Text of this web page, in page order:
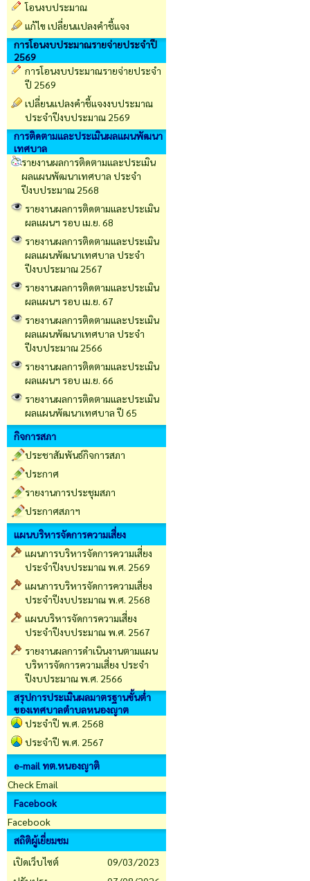
โอนงบประมาณ
แก้ไข เปลี่ยนแปลงคำชี้แจง
การโอนงบประมาณรายจ่ายประจำปี
2569
การโอนงบประมาณรายจ่ายประจำ
ปี 2569
เปลี่ยนเเปลงคำชี้เเจงงบประมาณ
ประจำปีงบประมาณ 2569
การติดตามและประเมินผลแผนพัฒนา
เทศบาล
รายงานผลการติดตามและประเมิน
ผลแผนพัฒนาเทศบาล ประจำ
ปีงบประมาณ 2568
รายงานผลการติดตามและประเมิน
ผลแผนฯ รอบ เม.ย. 68
รายงานผลการติดตามและประเมิน
ผลแผนพัฒนาเทศบาล ประจำ
ปีงบประมาณ 2567
รายงานผลการติดตามและประเมิน
ผลแผนฯ รอบ เม.ย. 67
รายงานผลการติดตามและประเมิน
ผลแผนพัฒนาเทศบาล ประจำ
ปีงบประมาณ 2566
รายงานผลการติดตามและประเมิน
ผลแผนฯ รอบ เม.ย. 66
รายงานผลการติดตามและประเมิน
ผลแผนพัฒนาเทศบาล ปี 65
กิจการสภา
ประชาสัมพันธ์กิจการสภา
ประกาศ
รายงานการประชุมสภา
ประกาศสภาฯ
แผนบริหารจัดการความเสี่ยง
แผนการบริหารจัดการความเสี่ยง
ประจำปีงบประมาณ พ.ศ. 2569
แผนการบริหารจัดการความเสี่ยง
ประจำปีงบประมาณ พ.ศ. 2568
แผนบริหารจัดการความเสี่ยง
ประจำปีงบประมาณ พ.ศ. 2567
รายงานผลการดำเนินงานตามแผน
บริหารจัดการความเสี่ยง ประจำ
ปีงบประมาณ พ.ศ. 2566
สรุปการประเมินผลมาตรฐานขั้นต่ำ
ของเทศบาลตำบลหนองญาต
ประจำปี พ.ศ. 2568
ประจำปี พ.ศ. 2567
e-mail ทต.หนองญาติ
Check Email
Facebook
Facebook
สถิติผู้เยี่ยมชม
เปิดเว็บไซต์
09/03/2023